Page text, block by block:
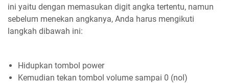
ini yaitu dengan memasukan digit angka tertentu, namun
sebelum menekan angkanya, Anda harus mengikuti
langkah dibawah ini:
Hidupkan tombol power
Kemudian tekan tombol volume sampai 0 (nol)